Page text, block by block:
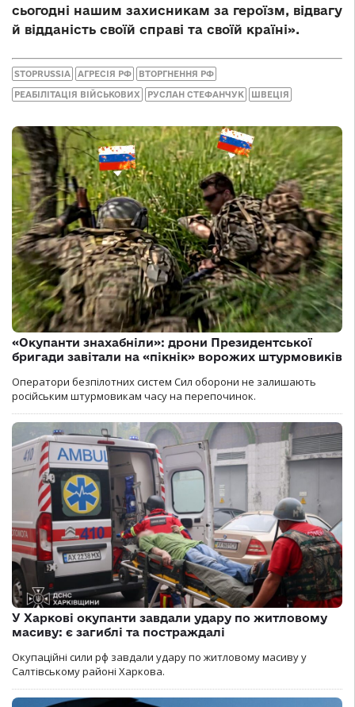
сьогодні нашим захисникам за героїзм, відвагу
й відданість своїй справі та своїй країні».
STOPRUSSIA АГРЕСІЯ РФ ВТОРГНЕННЯ РФ
РЕАБІЛІТАЦІЯ ВІЙСЬКОВИХ РУСЛАН СТЕФАНЧУК ШВЕЦІЯ
«Окупанти знахабніли»: дрони Президентської
бригади завітали на «пікнік» ворожих штурмовиків
Оператори безпілотних систем Сил оборони не залишають
російським штурмовикам часу на перепочинок.
У Харкові окупанти завдали удару по житловому
масиву: є загиблі та постраждалі
Окупаційні сили рф завдали удару по житловому масиву у
Салтівському районі Харкова.